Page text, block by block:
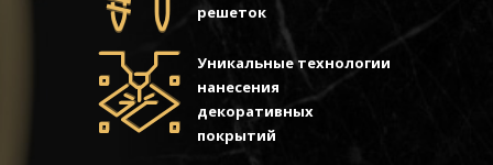
решеток
Уникальные технологии
нанесения
декоративных
покрытий